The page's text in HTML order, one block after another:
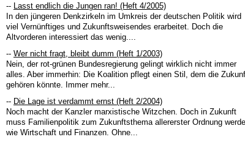
-- Lasst endlich die Jungen ran! (Heft 4/2005)
In den jüngeren Denkzirkeln im Umkreis der deutschen Politik wird
viel Vernünftiges und Zukunftsweisendes erarbeitet. Doch die
Altvorderen interessiert das wenig....
-- Wer nicht fragt, bleibt dumm (Heft 1/2003)
Nein, der rot-grünen Bundesregierung gelingt wirklich nicht immer
alles. Aber immerhin: Die Koalition pflegt einen Stil, dem die
gehören könnte. Immer mehr...
-- Die Lage ist verdammt ernst (Heft 2/2004)
Noch macht der Kanzler marxistische Witzchen. Doch in Zukunft
muss Familienpolitik zum Zukunftsthema allererster Ordnung
wie Wirtschaft und Finanzen. Ohne...